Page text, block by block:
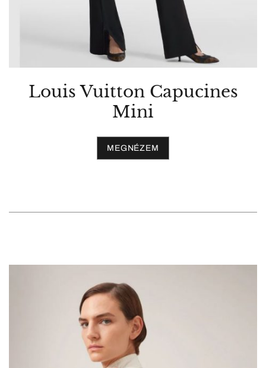
Louis Vuitton Capucines
Mini
MEGNÉZEM